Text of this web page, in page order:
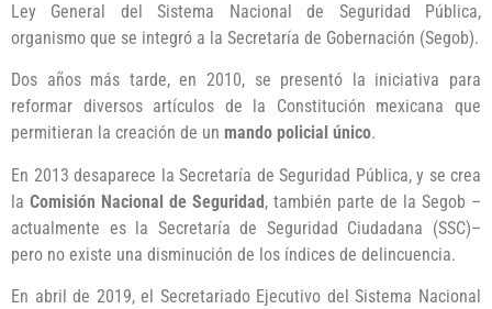
Ley General del Sistema Nacional de Seguridad Pública,
organismo que se integró a la Secretaría de Gobernación (Segob).
Dos años más tarde, en 2010, se presentó la iniciativa para
reformar diversos artículos de la Constitución mexicana que
permitieran la creación de un mando policial único.
En 2013 desaparece la Secretaría de Seguridad Pública, y se crea
la Comisión Nacional de Seguridad, también parte de la Segob –
actualmente es la Secretaría de Seguridad Ciudadana (SSC)–
pero no existe una disminución de los índices de delincuencia.
En abril de 2019, el Secretariado Ejecutivo del Sistema Nacional